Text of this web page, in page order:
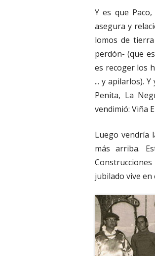
Y es que
asegura y
lomos de
perdón- (que
es recoger los
... y apilarlos).
Penita, La
vendimió: Viña
Luego vendría
más arriba.
jubilado vive en